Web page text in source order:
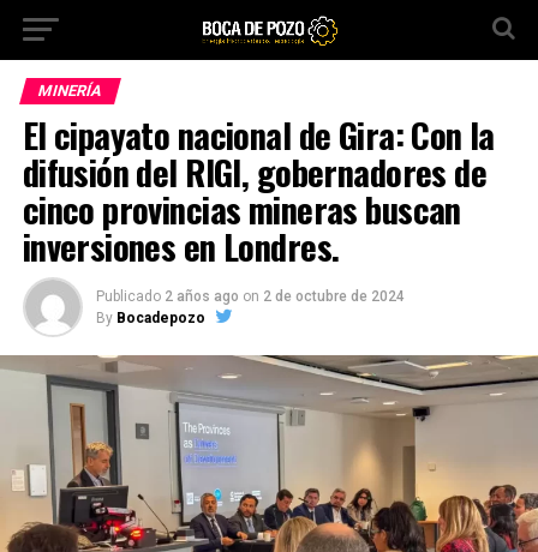
MINERÍA
El cipayato nacional de Gira: Con la
difusión del RIGI, gobernadores de
cinco provincias mineras buscan
inversiones en Londres.
Publicado 2 años ago on 2 de octubre de 2024
By Bocadepozo